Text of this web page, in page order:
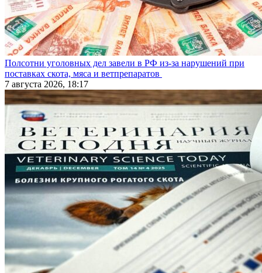
Полсотни уголовных дел завели в РФ из-за нарушений при
поставках скота, мяса и ветпрепаратов
7 августа 2026, 18:17